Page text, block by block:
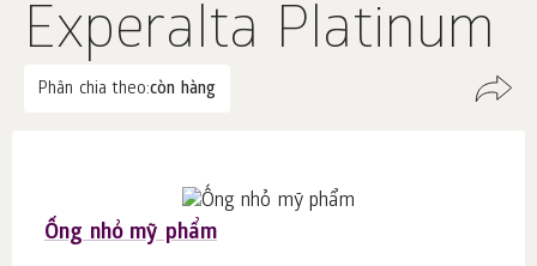
Experalta Platinum
Phân chia theo:còn hàng
Ống nhỏ mỹ phẩm